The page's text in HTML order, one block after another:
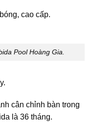
cao cấp.
Pool Hoàng Gia.
cân chỉnh bàn trong
là 36 tháng.